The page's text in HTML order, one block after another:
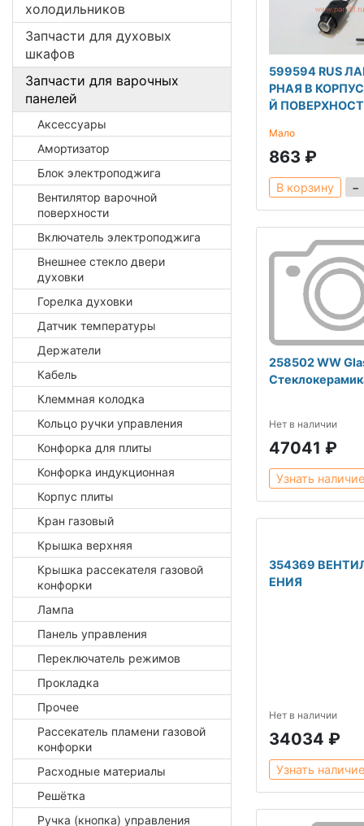
холодильников
Запчасти для духовых
шкафов
Запчасти для варочных
панелей
Аксессуары
Амортизатор
Блок электроподжига
Вентилятор варочной
поверхности
Включатель электроподжига
Внешнее стекло двери
духовки
Горелка духовки
Датчик температуры
Держатели
Кабель
Клеммная колодка
Кольцо ручки управления
Конфорка для плиты
Конфорка индукционная
Корпус плиты
Кран газовый
Крышка верхняя
Крышка рассекателя газовой
конфорки
Лампа
Панель управления
Переключатель режимов
Прокладка
Прочее
Рассекатель пламени газовой
конфорки
Расходные материалы
Решётка
Ручка (кнопка) управления
599594 RUS
РНАЯ В
Й
Мало
863 ₽
В корзину −
258502 WW
Нет в наличии
47041 ₽
Узнать наличие
354369
ЕНИЯ
Нет в наличии
34034 ₽
Узнать наличие